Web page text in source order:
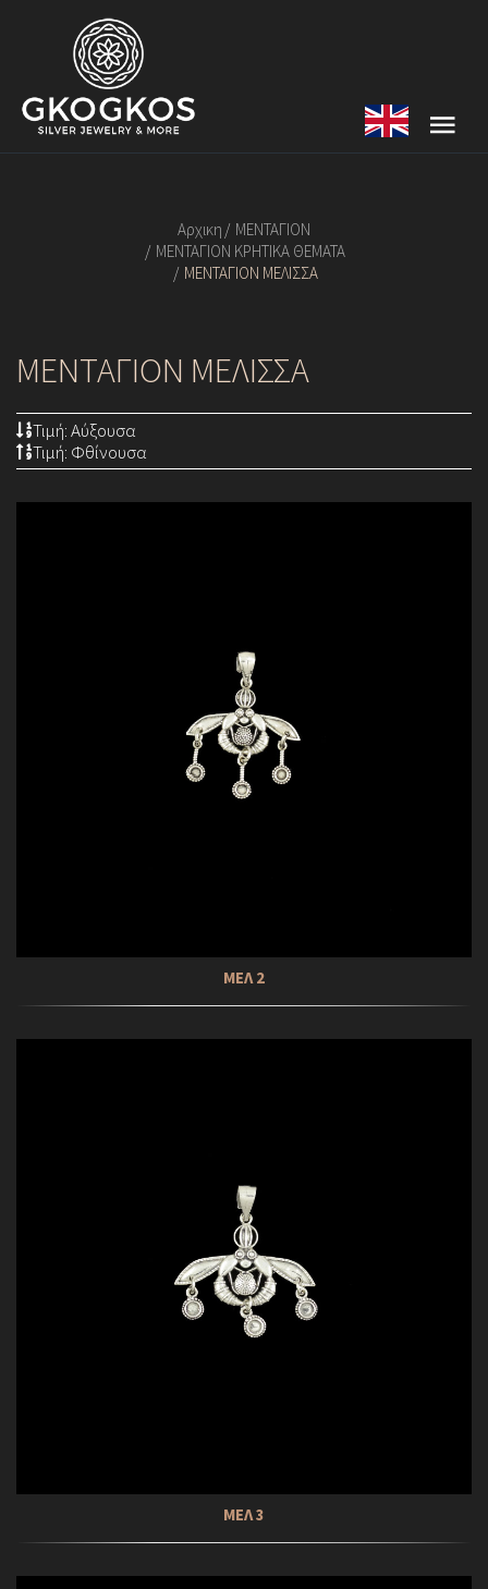
Αρχικη
ΜΕΝΤΑΓΙΟΝ
ΜΕΝΤΑΓΙΟΝ ΚΡΗΤΙΚΑ ΘΕΜΑΤΑ
ΜΕΝΤΑΓΙΟΝ ΜΕΛΙΣΣΑ
ΜΕΝΤΑΓΙΟΝ ΜΕΛΙΣΣΑ
Τιμή: Αύξουσα
Τιμή: Φθίνουσα
ΜΕΛ 2
ΜΕΛ 3